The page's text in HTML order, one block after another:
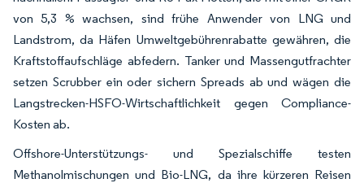
von 5,3 % wachsen, sind frühe Anwender von LNG und
Landstrom, da Häfen Umweltgebührenrabatte gewähren, die
Kraftstoffaufschläge abfedern. Tanker und Massengutfrachter
setzen Scrubber ein oder sichern Spreads ab und wägen die
Langstrecken-HSFO-Wirtschaftlichkeit gegen Compliance-
Kosten ab.
Offshore-Unterstützungs- und Spezialschiffe testen
Methanolmischungen und Bio-LNG, da ihre kürzeren Reisen